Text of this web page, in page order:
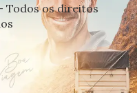
Todos os direitos